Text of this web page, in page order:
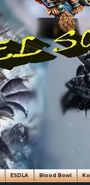
ESDLA Blood Bowl